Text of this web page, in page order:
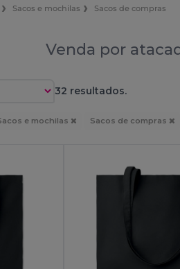
Sacos e mochilas Sacos de compras
Venda por
32 resultados.
e mochilas Sacos de compras